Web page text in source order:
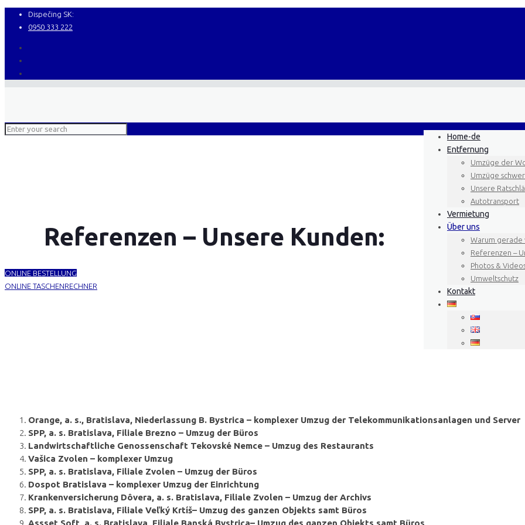
Dispečing SK:
0950 333 222
Home-de
Entfernung
Umzüge der
Umzüge
Unsere
Autotransport
Vermietung
Über uns
Warum gerade
Referenzen –
Photos &
Umweltschutz
Kontakt
Referenzen – Unsere Kunden:
ONLINE BESTELLUNG
ONLINE TASCHENRECHNER
Orange, a. s., Bratislava, Niederlassung B. Bystrica – komplexer Umzug der Telekommunikationsanlagen und Server
SPP, a. s. Bratislava, Filiale Brezno – Umzug der Büros
Landwirtschaftliche Genossenschaft Tekovské Nemce – Umzug des Restaurants
Vašica Zvolen – komplexer Umzug
SPP, a. s. Bratislava, Filiale Zvolen – Umzug der Büros
Dospot Bratislava – komplexer Umzug der Einrichtung
Krankenversicherung Dôvera, a. s. Bratislava, Filiale Zvolen – Umzug der Archivs
SPP, a. s. Bratislava, Filiale Veľký Krtíš– Umzug des ganzen Objekts samt Büros